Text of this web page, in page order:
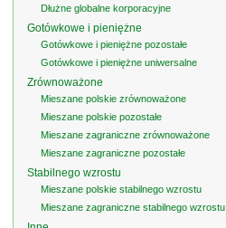
Dłużne globalne korporacyjne
Gotówkowe i pieniężne
Gotówkowe i pieniężne pozostałe
Gotówkowe i pieniężne uniwersalne
Zrównoważone
Mieszane polskie zrównoważone
Mieszane polskie pozostałe
Mieszane zagraniczne zrównoważone
Mieszane zagraniczne pozostałe
Stabilnego wzrostu
Mieszane polskie stabilnego wzrostu
Mieszane zagraniczne stabilnego wzrostu